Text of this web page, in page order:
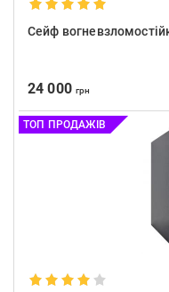
Сейф
24 000грн
ТОП ПРОДАЖІВ